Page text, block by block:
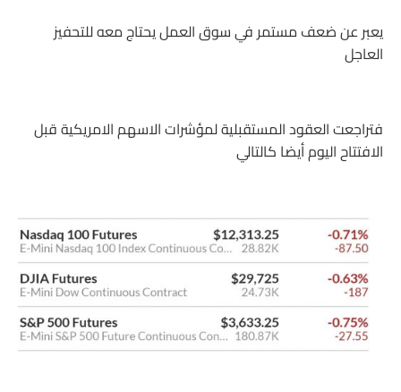
يعبر عن ضعف مستمر في سوق العمل يحتاج معه للتحفيز
العاجل
فتراجعت العقود المستقبلية لمؤشرات الاسهم الامريكية قبل
الافتتاح اليوم أيضا كالتالي